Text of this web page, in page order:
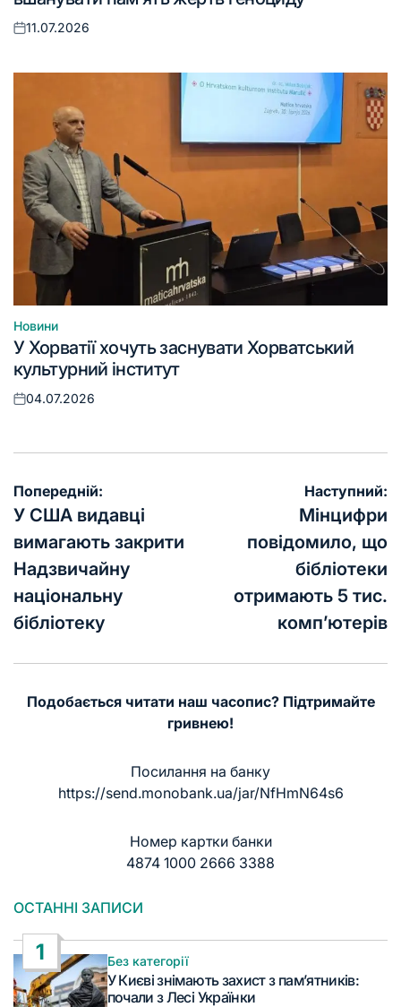
Оприлюднено
11.07.2026
Опублікувати
у
Новини
У Хорватії хочуть заснувати Хорватський
культурний інститут
Оприлюднено
04.07.2026
Навігація
записів
Попередній:
У США видавці
вимагають закрити
Надзвичайну
національну
бібліотеку
Наступний:
Мінцифри
повідомило, що
бібліотеки
отримають 5 тис.
комп’ютерів
Подобається читати наш часопис? Підтримайте
гривнею!
Посилання на банку
https://send.monobank.ua/jar/NfHmN64s6
Номер картки банки
4874 1000 2666 3388
ОСТАННІ ЗАПИСИ
1
Опублікувати
у
Без категорії
У Києві знімають захист з пам’ятників:
почали з Лесі Українки